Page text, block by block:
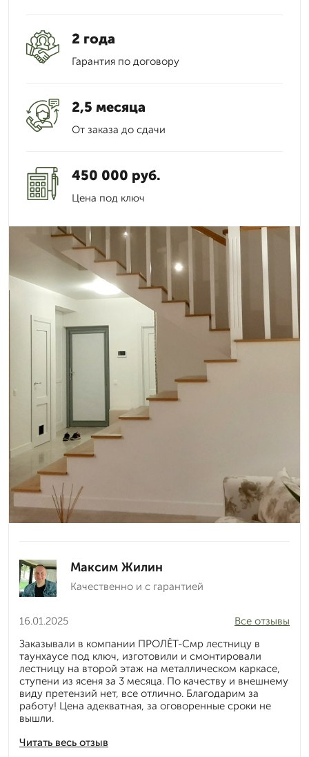
2 года
Гарантия по договору
2,5 месяца
От заказа до сдачи
450 000 руб.
Цена под ключ
Максим Жилин
Качественно и с гарантией
16.01.2025
Читать весь отзыв
Все отзывы
Заказывали в компании ПРОЛЁТ-Смр лестницу в
таунхаусе под ключ, изготовили и смонтировали
лестницу на второй этаж на металлическом каркасе,
ступени из ясеня за 3 месяца. По качеству и внешнему
виду претензий нет, все отлично. Благодарим за
работу! Цена адекватная, за оговоренные сроки не
вышли.